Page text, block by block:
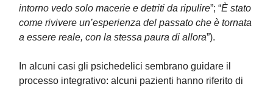
intorno vedo solo macerie e detriti da ripulire”; “È stato
come rivivere un’esperienza del passato che è tornata
a essere reale, con la stessa paura di allora”).
In alcuni casi gli psichedelici sembrano guidare il
processo integrativo: alcuni pazienti hanno riferito di